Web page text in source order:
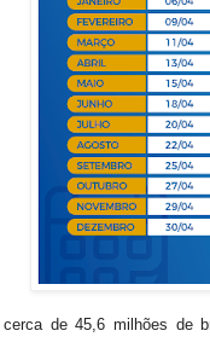
de 45,6 milhões de